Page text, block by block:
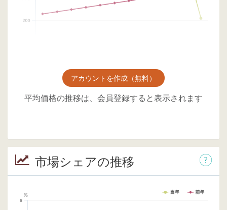
アカウントを作成（無料）
平均価格の推移は、会員登録すると表示されます
市場シェアの推移